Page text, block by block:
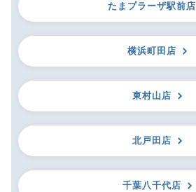
たまプラーザ駅前店
横浜町田店
東村山店
北戸田店
千葉八千代店